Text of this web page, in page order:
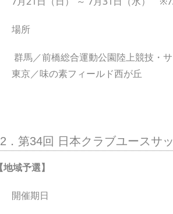
場所
群馬／前橋総合運動公園陸上競技・
東京／味の素フィールド西が丘
2．第34回 日本クラブユースサ
【地域予選】
開催期日